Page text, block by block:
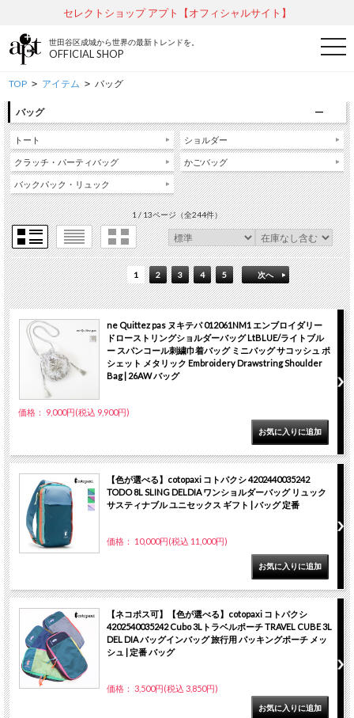
セレクトショップ アプト【オフィシャルサイト】
世田谷区成城から世界の最新トレンドを。
OFFICIAL SHOP
t
o
a
v
i
g
a
t
i
o
n
TOP > アイテム > バッグ
バッグ
トート
クラッチ・パーティバッグ
バックパック・リュック
ショルダー
かごバッグ
1 / 13ページ（全244件）
1 2 3 4 5 次へ
ne Quittez pas ヌキテパ 012061NM1 エンブロイダリー
ドローストリングショルダーバッグ LtBLUE/ライトブル
ー スパンコール刺繍巾着バッグ ミニバッグ サコッシュ ポ
シェット メタリック Embroidery Drawstring Shoulder
Bag | 26AW バッグ
価格： 9,000円(税込 9,900円)
【色が選べる】cotopaxi コトパクシ 4202440035242
TODO 8L SLING DELDIA ワンショルダーバッグ リュック
サスティナブル ユニセックス ギフト | バッグ 定番
価格： 10,000円(税込 11,000円)
【ネコポス可】【色が選べる】cotopaxi コトパクシ
4202540035242 Cubo 3Lトラベルポーチ TRAVEL CUBE 3L
DEL DIA バッグインバッグ 旅行用 パッキングポーチ メッ
シュ | 定番 バッグ
価格： 3,500円(税込 3,850円)